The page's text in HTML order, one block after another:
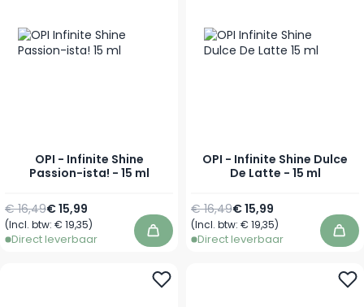
OPI - Infinite Shine
Passion-ista! - 15 ml
Speciale prijs
€ 15,99
Normale prijs
€ 16,49
(Incl. btw: € 19,35)
Direct leverbaar In winkelwagen
OPI - Infinite Shine Dulce
De Latte - 15 ml
Speciale prijs
€ 15,99
Normale prijs
€ 16,49
(Incl. btw: € 19,35)
Direct leverbaar In